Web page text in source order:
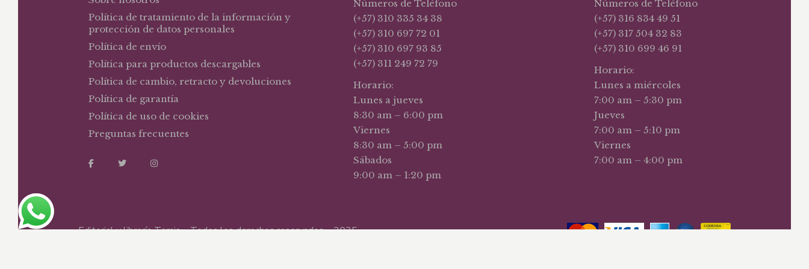
Política de tratamiento de la información y
protección de datos personales
Política de envío
Política para productos descargables
Política de cambio, retracto y devoluciones
Política de garantía
Política de uso de cookies
Preguntas frecuentes
Números de Teléfono
(+57) 310 335 34 38
(+57) 310 697 72 01
(+57) 310 697 93 85
(+57) 311 249 72 79
Horario:
Lunes a jueves
8:30 am – 6:00 pm
Viernes
8:30 am – 5:00 pm
Sábados
9:00 am – 1:20 pm
Números de Teléfono
(+57) 316 834 49 51
(+57) 317 504 32 83
(+57) 310 699 46 91
Horario:
Lunes a miércoles
7:00 am – 5:30 pm
Jueves
7:00 am – 5:10 pm
Viernes
7:00 am – 4:00 pm
Editorial y librería Temis – Todos los derechos reservados – 2025